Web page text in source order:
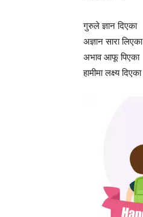
गुरुले ज्ञान दिएका
अज्ञान सारा लिएका
अभाव आफू पिएका
हामीमा लक्ष्य दिएका